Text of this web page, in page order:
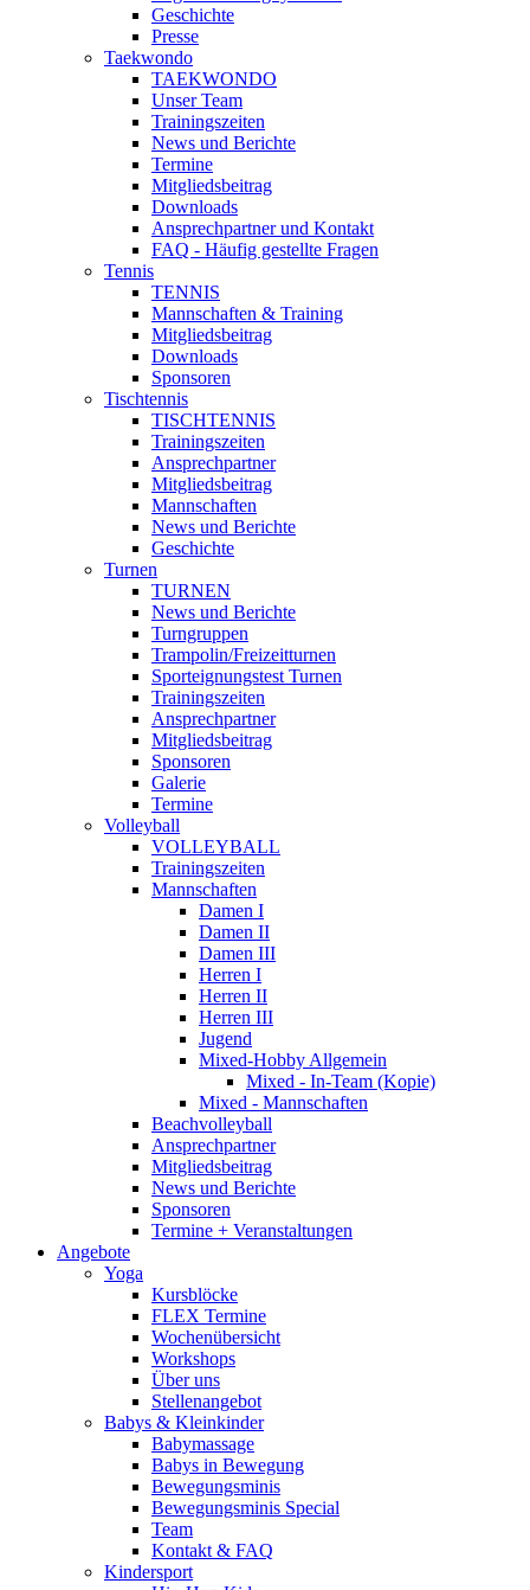
Geschichte
Presse
Taekwondo
TAEKWONDO
Unser Team
Trainingszeiten
News und Berichte
Termine
Mitgliedsbeitrag
Downloads
Ansprechpartner und Kontakt
FAQ - Häufig gestellte Fragen
Tennis
TENNIS
Mannschaften & Training
Mitgliedsbeitrag
Downloads
Sponsoren
Tischtennis
TISCHTENNIS
Trainingszeiten
Ansprechpartner
Mitgliedsbeitrag
Mannschaften
News und Berichte
Geschichte
Turnen
TURNEN
News und Berichte
Turngruppen
Trampolin/Freizeitturnen
Sporteignungstest Turnen
Trainingszeiten
Ansprechpartner
Mitgliedsbeitrag
Sponsoren
Galerie
Termine
Volleyball
VOLLEYBALL
Trainingszeiten
Mannschaften
Damen I
Damen II
Damen III
Herren I
Herren II
Herren III
Jugend
Mixed-Hobby Allgemein
Mixed - In-Team (Kopie)
Mixed - Mannschaften
Beachvolleyball
Ansprechpartner
Mitgliedsbeitrag
News und Berichte
Sponsoren
Termine + Veranstaltungen
Angebote
Yoga
Kursblöcke
FLEX Termine
Wochenübersicht
Workshops
Über uns
Stellenangebot
Babys & Kleinkinder
Babymassage
Babys in Bewegung
Bewegungsminis
Bewegungsminis Special
Team
Kontakt & FAQ
Kindersport